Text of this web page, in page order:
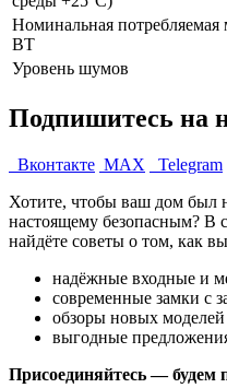
Номинальная потребляемая
ВТ
Уровень шумов
Подпишитесь на
Вконтакте MAX
Telegram
Хотите, чтобы ваш дом был
настоящему безопасным? В
найдёте советы о том, как
надёжные входные и
современные замки с
обзоры новых моделей
выгодные
Присоединяйтесь — будем